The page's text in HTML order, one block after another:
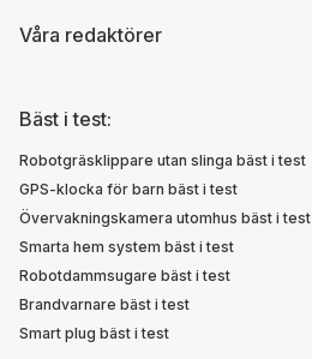
Våra redaktörer
Bäst i test:
Robotgräsklippare utan slinga bäst i test
GPS-klocka för barn bäst i test
Övervakningskamera utomhus bäst i test
Smarta hem system bäst i test
Robotdammsugare bäst i test
Brandvarnare bäst i test
Smart plug bäst i test